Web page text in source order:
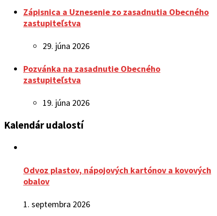
Zápisnica a Uznesenie zo zasadnutia Obecného
zastupiteľstva
29. júna 2026
Pozvánka na zasadnutie Obecného
zastupiteľstva
19. júna 2026
Kalendár udalostí
Odvoz plastov, nápojových kartónov a kovových
obalov
1. septembra 2026